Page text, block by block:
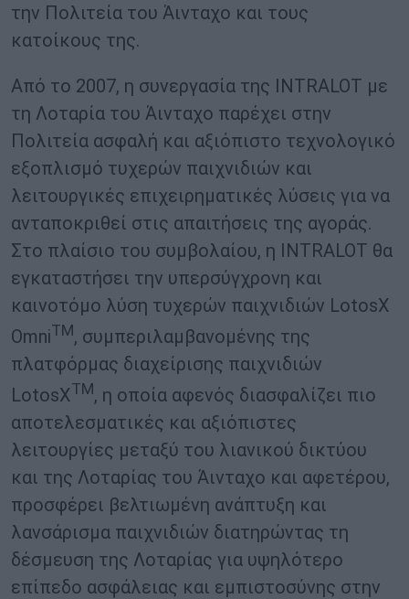
την Πολιτεία του Άινταχο και τους
κατοίκους της.
Από το 2007, η συνεργασία της INTRALOT με
τη Λοταρία του Άινταχο παρέχει στην
Πολιτεία ασφαλή και αξιόπιστο τεχνολογικό
εξοπλισμό τυχερών παιχνιδιών και
λειτουργικές επιχειρηματικές λύσεις για να
ανταποκριθεί στις απαιτήσεις της αγοράς.
Στο πλαίσιο του συμβολαίου, η INTRALOT θα
εγκαταστήσει την υπερσύγχρονη και
καινοτόμο λύση τυχερών παιχνιδιών LotosX
OmniTM, συμπεριλαμβανομένης της
πλατφόρμας διαχείρισης παιχνιδιών
LotosXTM, η οποία αφενός διασφαλίζει πιο
αποτελεσματικές και αξιόπιστες
λειτουργίες μεταξύ του λιανικού δικτύου
και της Λοταρίας του Άινταχο και αφετέρου,
προσφέρει βελτιωμένη ανάπτυξη και
λανσάρισμα παιχνιδιών διατηρώντας τη
δέσμευση της Λοταρίας για υψηλότερο
επίπεδο ασφάλειας και εμπιστοσύνης στην